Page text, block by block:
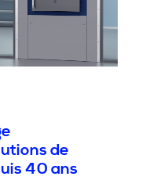
de
40 ans